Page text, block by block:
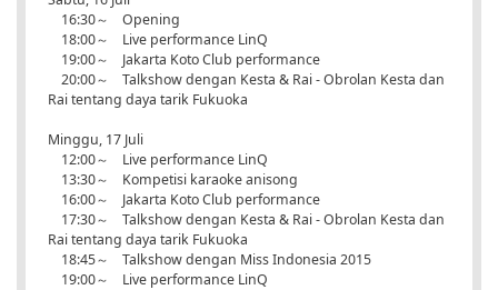
16:30～ Opening
18:00～ Live performance LinQ
19:00～ Jakarta Koto Club performance
20:00～ Talkshow dengan Kesta & Rai - Obrolan Kesta dan
Rai tentang daya tarik Fukuoka
Minggu, 17 Juli
12:00～ Live performance LinQ
13:30～ Kompetisi karaoke anisong
16:00～ Jakarta Koto Club performance
17:30～ Talkshow dengan Kesta & Rai - Obrolan Kesta dan
Rai tentang daya tarik Fukuoka
18:45～ Talkshow dengan Miss Indonesia 2015
19:00～ Live performance LinQ